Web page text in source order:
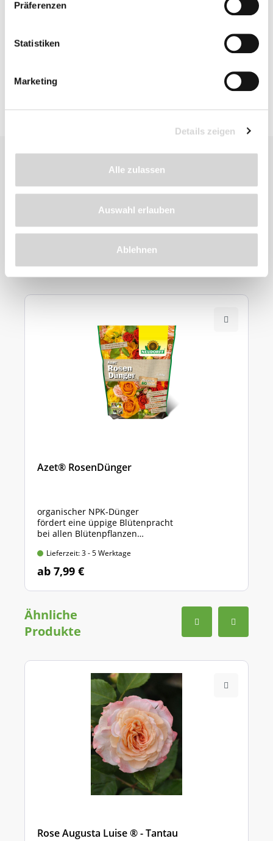
Präferenzen
Statistiken
Marketing
Details zeigen
Alle zulassen
Auswahl erlauben
Ablehnen
Bewertungen
Zu diesem
empfehlen wir
Azet® RosenDünger
organischer NPK-Dünger
fördert eine üppige Blütenpracht
bei allen Blütenpflanzen
Lieferzeit: 3 - 5 Werktage
ab 7,99 €
Ähnliche
Produkte
Rose Augusta Luise ® - Tantau